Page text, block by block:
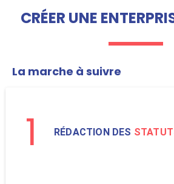
CRÉER UNE
La marche à suivre
1 RÉDACTION DES